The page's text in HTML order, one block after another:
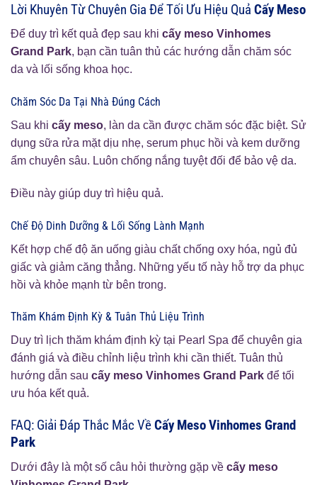
Lời Khuyên Từ Chuyên Gia Để Tối Ưu Hiệu Quả Cấy Meso
Để duy trì kết quả đẹp sau khi cấy meso Vinhomes
Grand Park, bạn cần tuân thủ các hướng dẫn chăm sóc
da và lối sống khoa học.
Chăm Sóc Da Tại Nhà Đúng Cách
Sau khi cấy meso, làn da cần được chăm sóc đặc biệt. Sử
dụng sữa rửa mặt dịu nhẹ, serum phục hồi và kem dưỡng
ẩm chuyên sâu. Luôn chống nắng tuyệt đối để bảo vệ da.
Điều này giúp duy trì hiệu quả.
Chế Độ Dinh Dưỡng & Lối Sống Lành Mạnh
Kết hợp chế độ ăn uống giàu chất chống oxy hóa, ngủ đủ
giấc và giảm căng thẳng. Những yếu tố này hỗ trợ da phục
hồi và khỏe mạnh từ bên trong.
Thăm Khám Định Kỳ & Tuân Thủ Liệu Trình
Duy trì lịch thăm khám định kỳ tại Pearl Spa để chuyên gia
đánh giá và điều chỉnh liệu trình khi cần thiết. Tuân thủ
hướng dẫn sau cấy meso Vinhomes Grand Park để tối
ưu hóa kết quả.
FAQ: Giải Đáp Thắc Mắc VềCấy Meso Vinhomes Grand
Park
Dưới đây là một số câu hỏi thường gặp về cấy meso